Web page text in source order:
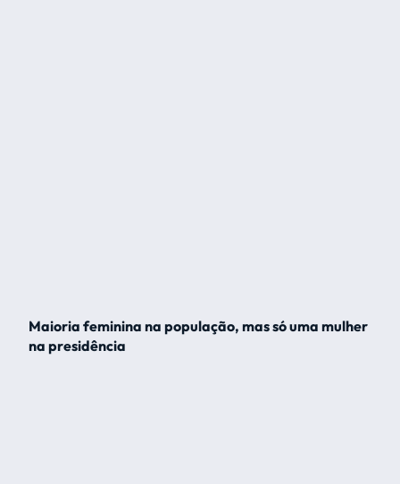
Maioria feminina na população, mas só uma mulher
na presidência